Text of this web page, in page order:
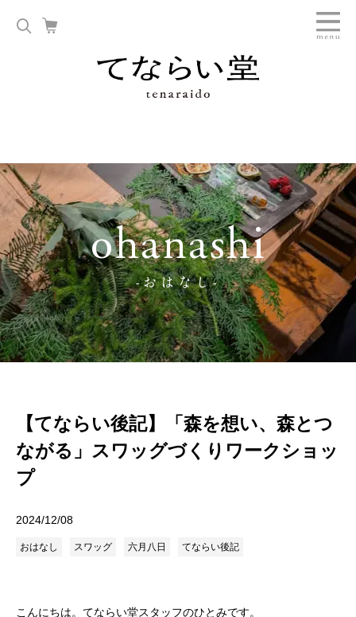
ohanashi
-おはなし-
【てならい後記】「森を想い、森とつ
ながる」スワッグづくりワークショッ
プ
2024/12/08
おはなし スワッグ 六月八日 てならい後記
こんにちは。てならい堂スタッフのひとみです。